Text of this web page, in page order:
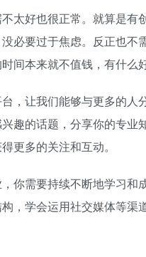
太好也很正常。就算是有
必要过于焦虑。反正也不
间本来就不值钱，有什么
，让我们能够与更多的人
趣的话题，分享你的专业
更多的关注和互动。
你需要持续不断地学习和
，学会运用社交媒体等渠